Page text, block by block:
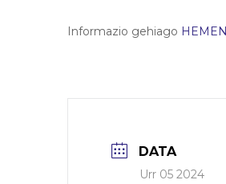
Informazio gehiago HEMEN
DATA
Urr 05 2024